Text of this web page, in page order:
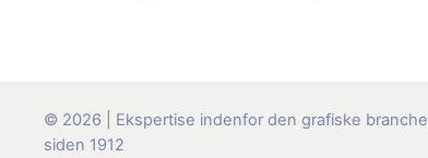
© 2026 | Ekspertise indenfor den grafiske branche
siden 1912